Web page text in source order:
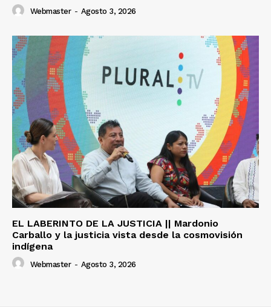
Webmaster - Agosto 3, 2026
EL LABERINTO DE LA JUSTICIA || Mardonio
Carballo y la justicia vista desde la cosmovisión
indígena
Webmaster - Agosto 3, 2026